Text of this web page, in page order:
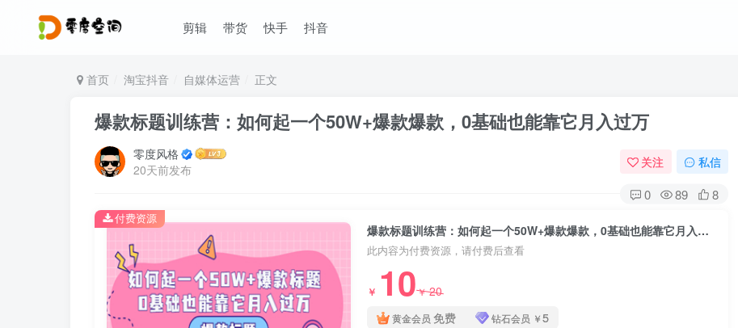
剪辑 带货 快手 抖音
首页 淘宝抖音 自媒体运营 正文
爆款标题训练营：如何起一个50W+爆款爆款，0基础也能靠它月入过万
零度风格
20天前发布
关注 私信
0 89 8
爆款标题训练营：如何起一个50W+爆款爆款，0基础也能靠它月入过万
此内容为付费资源，请付费后查看
￥ 10￥20
黄金会员 免费 钻石会员 ￥5
付费资源